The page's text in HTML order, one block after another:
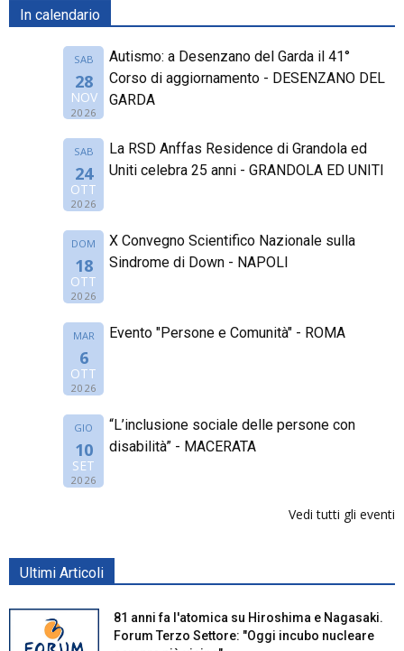
In calendario
SAB
28
NOV
2026
Autismo: a Desenzano del Garda il 41°
Corso di aggiornamento - DESENZANO DEL
GARDA
SAB
24
OTT
2026
La RSD Anffas Residence di Grandola ed
Uniti celebra 25 anni - GRANDOLA ED UNITI
DOM
18
OTT
2026
X Convegno Scientifico Nazionale sulla
Sindrome di Down - NAPOLI
MAR
6
OTT
2026
Evento "Persone e Comunità" - ROMA
GIO
10
SET
2026
“L’inclusione sociale delle persone con
disabilità” - MACERATA
Vedi tutti gli eventi
Ultimi Articoli
81 anni fa l'atomica su Hiroshima e Nagasaki.
Forum Terzo Settore: "Oggi incubo nucleare